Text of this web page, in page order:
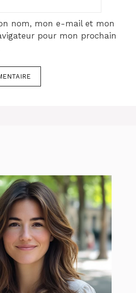
nom, mon e-mail et mon
pour mon prochain